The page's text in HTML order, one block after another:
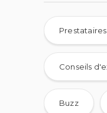
Prestataires
Conseils
Buzz